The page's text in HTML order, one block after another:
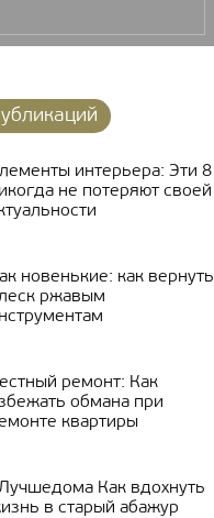
интерьера: Эти 8
не потеряют своей
новенькие: как вернуть
ржавым
ремонт: Как
обмана при
квартиры
Как вдохнуть
в старый абажур